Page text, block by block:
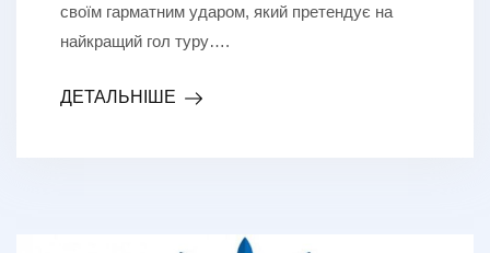
своїм гарматним ударом, який претендує на
найкращий гол туру….
ДЕТАЛЬНІШЕ